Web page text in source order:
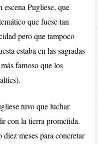
escena Pugliese, que
que fuese tan
pero que tampoco
estaba en las sagradas
famoso que los
tuvo que luchar
con la tierra prometida.
meses para concretar